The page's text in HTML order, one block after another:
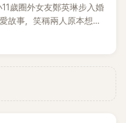
歲圈外女友鄭英琳步入婚
故事，笑稱兩人原本想享
竟被路人認出，還一路替